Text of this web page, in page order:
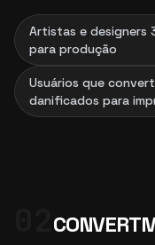
Artistas e designers
para produção
Usuários que
danificados para